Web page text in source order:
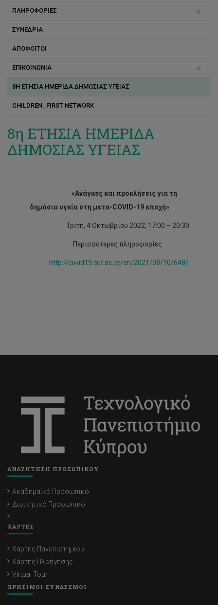
Άγγελος Κυριάκου
Άντρη Παναγιώτου
Δέσποινα Πάμπακα
Ελίνα Ιωάννου
Ιωάννης Νικητίδης
Κορίνα Κωνσταντίνου
Κωνσταντίνος Μακρής
ΠΛΗΡΟΦΟΡΙΕΣ
Ακαδημαϊκό ημερολόγιο
Διδακτορικές Διατριβές
Οδηγός σπουδών
Πρακτική άσκηση
Σύνοψη των σπουδών στο τμήμα
ΣΥΝΕΔΡΙΑ
ΑΠΟΦΟΙΤΟΙ
ΕΠΙΚΟΙΝΩΝΙΑ
CII on Facebook
Κυριακή Χαιραλλα
8Η ΕΤΗΣΙΑ ΗΜΕΡΙΔΑ ΔΗΜΟΣΙΑΣ ΥΓΕΙΑΣ
CHILDREN_FIRST NETWORK
8η ΕΤΗΣΙΑ ΗΜΕΡΙΔΑ
ΔΗΜΟΣΙΑΣ ΥΓΕΙΑΣ
«Aνάγκες και προκλήσεις για τη
δημόσια υγεία στη μετα-COVID-19 εποχή»
Τρίτη, 4 Οκτωβρίου 2022, 17:00 – 20:30
Περισσότερες πληροφορίες:
http://covid19.cut.ac.cy/en/2021/08/10/648/
ΑΝΑΖΗΤΗΣΗ ΠΡΟΣΩΠΙΚΟΥ
Ακαδημαϊκό Προσωπικό
Διοικητικό Προσωπικό
ΧΑΡΤΕΣ
Χάρτης Πανεπιστημίου
Χάρτης Πλοήγησης
Virtual Tour
ΧΡΗΣΙΜΟΙ ΣΥΝΔΕΣΜΟΙ